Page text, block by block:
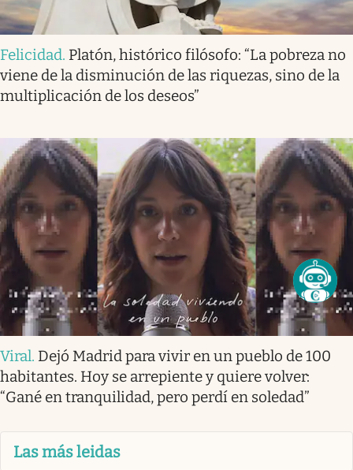
Felicidad. Platón, histórico filósofo: “La pobreza no
viene de la disminución de las riquezas, sino de la
multiplicación de los deseos”
Viral. Dejó Madrid para vivir en un pueblo de 100
habitantes. Hoy se arrepiente y quiere volver:
“Gané en tranquilidad, pero perdí en soledad”
Las más leidas